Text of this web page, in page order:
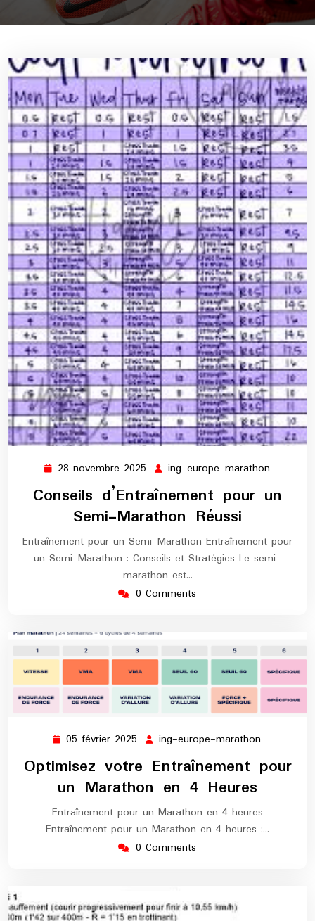
28 novembre 2025 28
novembre
2025
ing-europe-marathon
marathon
Conseils d’Entraînement pour un
Semi-Marathon Réussi
Entraînement pour un Semi-Marathon Entraînement pour
un Semi-Marathon : Conseils et Stratégies Le semi-
marathon est…
0 Comments
05 février 2025 05
février
2025
ing-europe-marathon
marathon
Optimisez votre Entraînement pour
un Marathon en 4 Heures
Entraînement pour un Marathon en 4 heures
Entraînement pour un Marathon en 4 heures :…
0 Comments